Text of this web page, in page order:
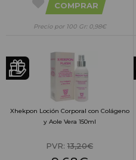
COMPRAR
Precio por 100 Gr: 0,98€
Xhekpon Loción Corporal con Colágeno
y Aole Vera 150ml
PVR: 13,20€